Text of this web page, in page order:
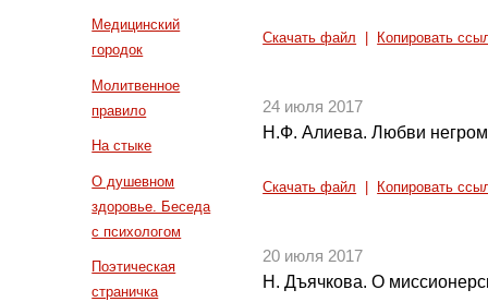
Медицинский
городок
Молитвенное
правило
На стыке
О душевном
здоровье. Беседа
с психологом
Поэтическая
страничка
Скачать файл Копировать
24 июля 2017
Н.Ф. Алиева. Любви
Скачать файл Копировать
20 июля 2017
Н. Дъячкова. О